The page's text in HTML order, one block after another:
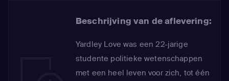
Beschrijving van de aflevering:
Yardley Love was een 22-jarige
studente politieke wetenschappen
met een heel leven voor zich, tot één